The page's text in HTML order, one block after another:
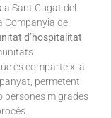
a Sant Cugat del
Companyia de
d’hospitalitat
es comparteix la
permetent
persones migrades